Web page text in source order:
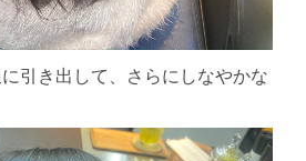
引き出して、さらにしなやかな